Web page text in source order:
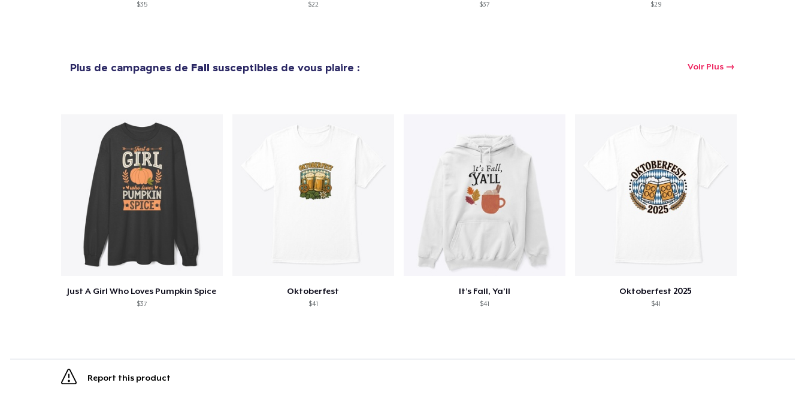
$35 $22 $37 $29
Plus de campagnes de Fall susceptibles de vous plaire : Voir Plus
Just A Girl Who Loves Pumpkin Spice
$37
Oktoberfest
$41
It’s Fall, Ya’ll
$41
Oktoberfest 2025
$41
Report this product